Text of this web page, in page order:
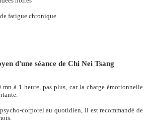
fatigue chronique
d'une séance de Chi Nei Tsang
mn à 1 heure, pas plus, car la charge émotionnelle
corporel au quotidien, il est recommandé de